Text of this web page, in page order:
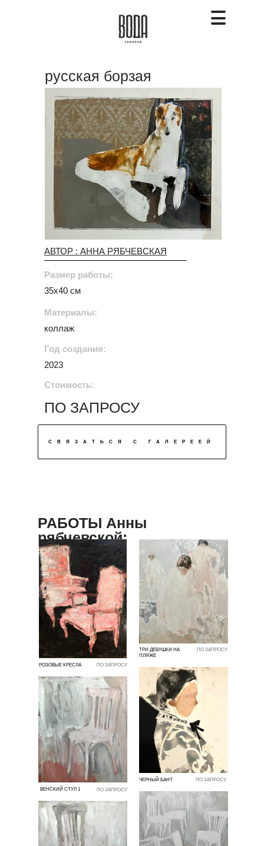
СВЯЗАТЬСЯ С ГАЛЕРЕЕЙ
русская борзая
Размер работы:
ПО ЗАПРОСУ
Стоимость:
Материалы:
коллаж
Год создания:
2023
35х40 см
АВТОР : АННА РЯБЧЕВСКАЯ
РАБОТЫ Анны
рябчевской:
РОЗОВЫЕ КРЕСЛА
ПО ЗАПРОСУ
ТРИ ДЕВУШКИ НА
ПЛЯЖЕ
ВЕНСКИЙ СТУЛ 1
ПО ЗАПРОСУ
ПО ЗАПРОСУ
ЧЕРНЫЙ БАНТ
ПО ЗАПРОСУ